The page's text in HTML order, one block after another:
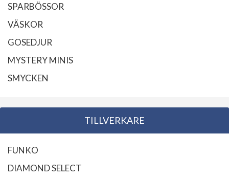
SPARBÖSSOR
VÄSKOR
GOSEDJUR
MYSTERY MINIS
SMYCKEN
TILLVERKARE
FUNKO
DIAMOND SELECT